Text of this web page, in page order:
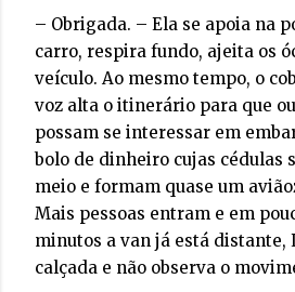
– Obrigada. – Ela se apoia na
carro, respira fundo, ajeita os
veículo. Ao mesmo tempo, o
voz alta o itinerário para que
possam se interessar em
bolo de dinheiro cujas cédulas
meio e formam quase um
Mais pessoas entram e em
minutos a van já está distante,
calçada e não observa o